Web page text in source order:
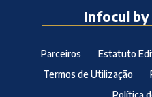
Infocul by
Parceiros Estatuto
Termos de Utilização
Política